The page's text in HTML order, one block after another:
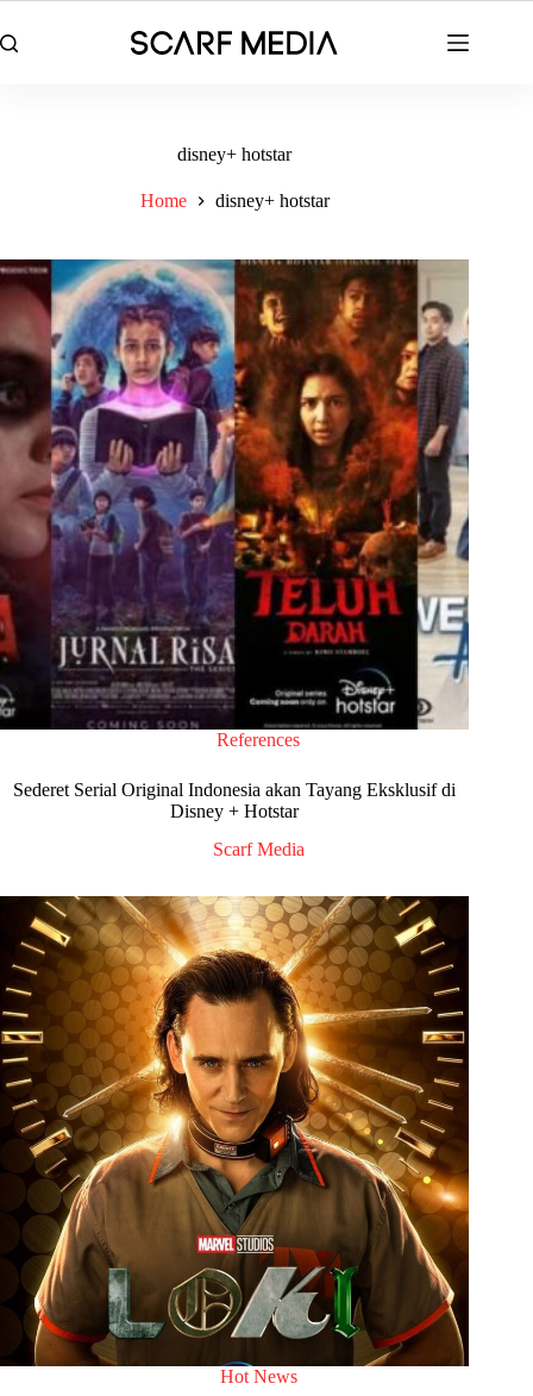
to
content
disney+ hotstar
Home disney+ hotstar
References
Sederet Serial Original Indonesia akan Tayang Eksklusif di
Disney + Hotstar
Scarf Media
Hot News